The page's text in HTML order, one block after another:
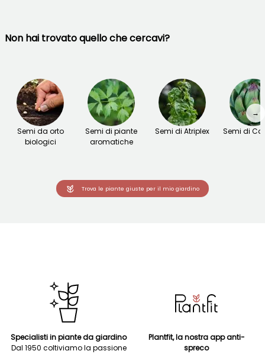
Non hai trovato quello che cercavi?
Semi da orto
biologici
Semi di piante
aromatiche
Semi di Atriplex Semi di
→
Trova le piante giuste per il mio giardino
Specialisti in piante da giardino
Dal 1950 coltiviamo la passione
Plantfit, la nostra app anti-
spreco